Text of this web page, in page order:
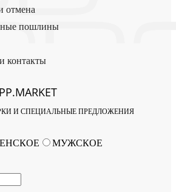
отмена
пошлины
контакты
И СПЕЦИАЛЬНЫЕ ПРЕДЛОЖЕНИЯ
МУЖСКОЕ